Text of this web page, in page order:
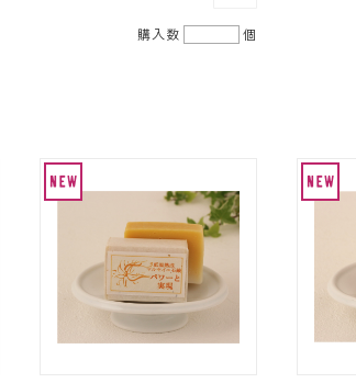
購入数 個